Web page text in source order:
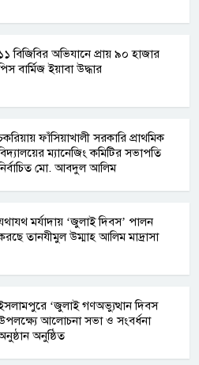
বিজিবির অভিযানে প্রায় ৯০ হাজার
বার্মিজ ইয়াবা উদ্ধার
ফাঁসিয়াখালী সরকারি প্রাথমিক
ম্যানেজিং কমিটির সভাপতি
মো. আবদুল আলিম
মর্যাদায় ‘জুলাই দিবস’ পালন
তানযীমুল উম্মাহ আলিম মাদ্রাসা
‘জুলাই গণঅভ্যুত্থান দিবস
আলোচনা সভা ও সংবর্ধনা
অনুষ্ঠিত